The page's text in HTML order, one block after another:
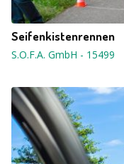
Seifenkistenrennen
S.O.F.A. GmbH - 15499